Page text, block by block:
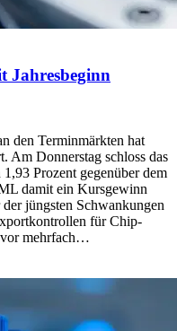
Jahresbeginn
den Terminmärkten hat
Am Donnerstag schloss das
Prozent gegenüber dem
damit ein Kursgewinn
jüngsten Schwankungen
für Chip-
mehrfach…